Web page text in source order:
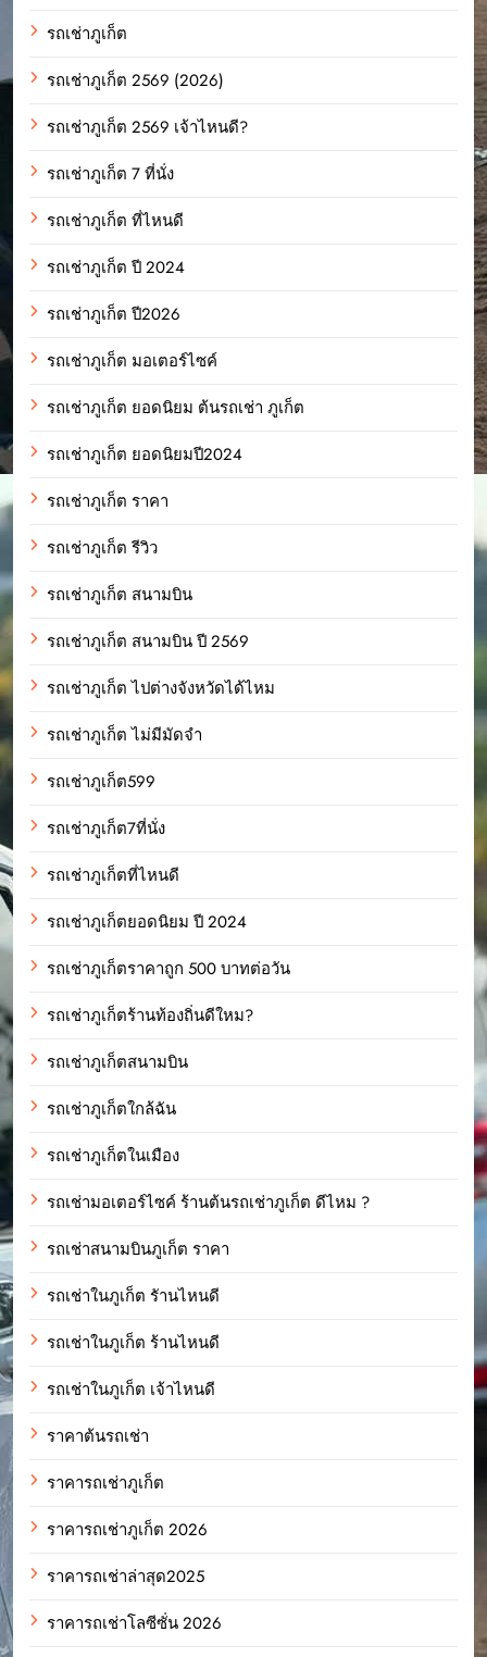
รถเช่าภูเก็ต
รถเช่าภูเก็ต 2569 (2026)
รถเช่าภูเก็ต 2569 เจ้าไหนดี?
รถเช่าภูเก็ต 7 ที่นั่ง
รถเช่าภูเก็ต ที่ไหนดี
รถเช่าภูเก็ต ปี 2024
รถเช่าภูเก็ต ปี2026
รถเช่าภูเก็ต มอเตอร์ไซค์
รถเช่าภูเก็ต ยอดนิยม ต้นรถเช่า ภูเก็ต
รถเช่าภูเก็ต ยอดนิยมปี2024
รถเช่าภูเก็ต ราคา
รถเช่าภูเก็ต รีวิว
รถเช่าภูเก็ต สนามบิน
รถเช่าภูเก็ต สนามบิน ปี 2569
รถเช่าภูเก็ต ไปต่างจังหวัดได้ไหม
รถเช่าภูเก็ต ไม่มีมัดจำ
รถเช่าภูเก็ต599
รถเช่าภูเก็ต7ที่นั่ง
รถเช่าภูเก็ตที่ไหนดี
รถเช่าภูเก็ตยอดนิยม ปี 2024
รถเช่าภูเก็ตราคาถูก 500 บาทต่อวัน
รถเช่าภูเก็ตร้านท้องถิ่นดีใหม?
รถเช่าภูเก็ตสนามบิน
รถเช่าภูเก็ตใกล้ฉัน
รถเช่าภูเก็ตในเมือง
รถเช่ามอเตอร์ไซค์ ร้านต้นรถเช่าภูเก็ต ดีไหม ?
รถเช่าสนามบินภูเก็ต ราคา
รถเช่าในภูเก็ต รัานไหนดี
รถเช่าในภูเก็ต ร้านไหนดี
รถเช่าในภูเก็ต เจ้าไหนดี
ราคาต้นรถเช่า
ราคารถเช่าภูเก็ต
ราคารถเช่าภูเก็ต 2026
ราคารถเช่าล่าสุด2025
ราคารถเช่าโลซีซั่น 2026